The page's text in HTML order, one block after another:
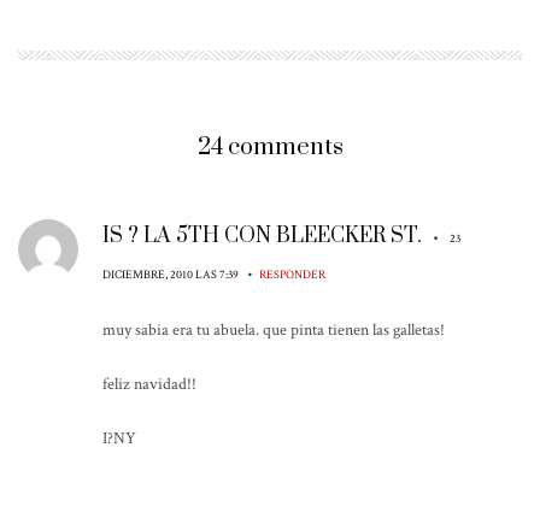
24 comments
IS ? LA 5TH CON BLEECKER ST. • 23
DICIEMBRE, 2010 LAS 7:39 • RESPONDER
muy sabia era tu abuela. que pinta tienen las galletas!
feliz navidad!!
I?NY